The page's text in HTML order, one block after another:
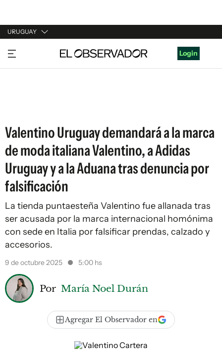
URUGUAY
URUGUAY
ARGENTINA
Login
Valentino Uruguay demandará a la marca
de moda italiana Valentino, a Adidas
Uruguay y a la Aduana tras denuncia por
falsificación
La tienda puntaesteña Valentino fue allanada tras
ser acusada por la marca internacional homónima
con sede en Italia por falsificar prendas, calzado y
accesorios.
9 de octubre 2025 5:00 hs
Por María Noel Durán
Agregar El Observador en